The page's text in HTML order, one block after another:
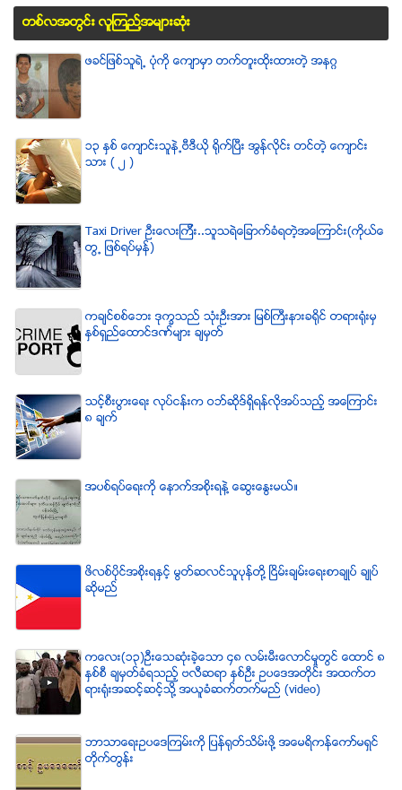
တစ္လအတြင္း လူၾကည္႔အမ်ားဆံုး
ဖခင္ျဖစ္သူရဲ႕ ပံုကို ေက်ာမွာ တက္တူးထိုးထားတဲ့ အနဂၢ
၁၃ ႏွစ္ ေက်ာင္းသူနဲ႕ဗီဒီယို ရိုက္ျပီး အြန္လိုင္း တင္တဲ့ ေက်ာင္း
သား ( ၂ )
Taxi Driver ဦးေလးၾကီး..သူသရဲေျခာက္ခံရတဲ့အေၾကာင္း(ကိုယ္ေ
တြ႕ ျဖစ္ရပ္မွန္)
ကခ်င္စစ္ေဘး ဒုကၡသည္ သံုးဦးအား ျမစ္ႀကီးနားခရိုင္ တရားရံုးမွ
ႏွစ္ရွည္ေထာင္ဒဏ္မ်ား ခ်မွတ္
သင့္စီးပြားေရး လုပ္ငန္းက ဝဘ္ဆိုဒ္ရွိရန္လိုအပ္သည့္ အေၾကာင္း
၈ ခ်က္
အပစ္ရပ္ေရးကို ေနာက္အစိုးရနဲ႔ ေဆြးေႏြးမယ္။
ဖိလစ္ပိုင္အစိုးရႏွင့္ မြတ္ဆလင္သူပုန္တို႔ ၿငိမ္းခ်မ္းေရးစာခ်ဳပ္ ခ်ဳပ္
ဆိုမည္
ကေလး(၁၃)ဦးေသဆံုးခဲ့ေသာ ၄၈ လမ္းမီးေလာင္မႈတြင္ ေထာင္ ၈
ႏွစ္စီ ခ်မွတ္ခံရသည့္ ဗလီဆရာ ႏွစ္ဦး ဥပေဒအတိုင္း အထက္တ
ရားရံုးအဆင့္ဆင့္သို႔ အယူခံဆက္တက္မည္ (video)
ဘာသာေရးဥပေဒၾကမ္းကို ျပန္ရုတ္သိမ္းဖို႔ အေမရိကန္ေကာ္မရွင္
တိုက္တြန္း